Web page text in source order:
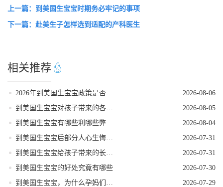
上一篇：到美国生宝宝时期务必牢记的事项
下一篇：赴美生子怎样选到适配的产科医生
相关推荐
2026-08-06
2026-08-05
到美国生宝宝有哪些利哪些弊
2026-08-04
2026-07-31
2026-07-31
到美国生宝宝的好处究竟有哪些
2026-07-30
2026-07-29